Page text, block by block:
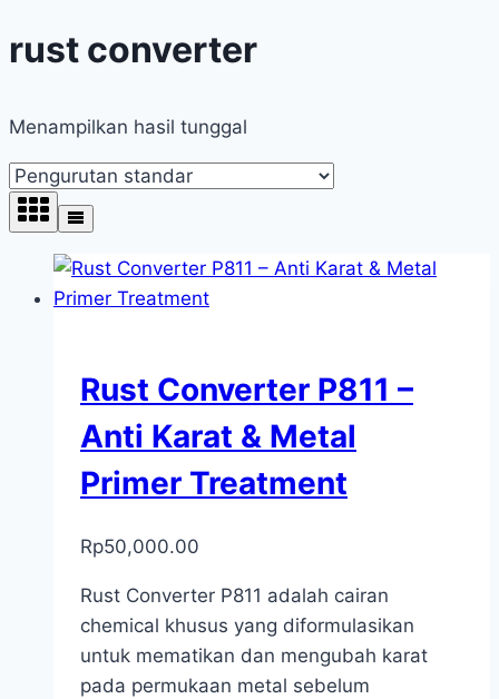
rust converter
Menampilkan hasil tunggal
Rust Converter P811 –
Anti Karat & Metal
Primer Treatment
Rp50,000.00
Rust Converter P811 adalah cairan
chemical khusus yang diformulasikan
untuk mematikan dan mengubah karat
pada permukaan metal sebelum